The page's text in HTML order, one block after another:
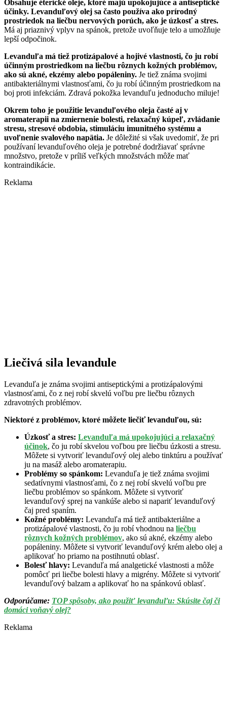
Obsahuje éterické oleje, ktoré majú upokojujúce a antiseptické
účinky. Levanduľový olej sa často používa ako prírodný
prostriedok na liečbu nervových porúch, ako je úzkosť a stres.
Má aj priaznivý vplyv na spánok, pretože uvoľňuje telo a umožňuje
lepší odpočinok.
Levanduľa má tiež protizápalové a hojivé vlastnosti, čo ju robí
účinným prostriedkom na liečbu rôznych kožných problémov,
ako sú akné, ekzémy alebo popáleniny. Je tiež známa svojimi
antibakteriálnymi vlastnosťami, čo ju robí účinným prostriedkom na
boj proti infekciám. Zdravá pokožka levanduľu jednoducho miluje!
Okrem toho je použitie levanduľového oleja časté aj v
aromaterapii na zmiernenie bolesti, relaxačný kúpeľ, zvládanie
stresu, stresové obdobia, stimuláciu imunitného systému a
uvoľnenie svalového napätia. Je dôležité si však uvedomiť, že pri
používaní levanduľového oleja je potrebné dodržiavať správne
množstvo, pretože v príliš veľkých množstvách môže mať
kontraindikácie.
Reklama
Liečivá sila levandule
Levanduľa je známa svojimi antiseptickými a protizápalovými
vlastnosťami, čo z nej robí skvelú voľbu pre liečbu rôznych
zdravotných problémov.
Niektoré z problémov, ktoré môžete liečiť levanduľou, sú:
Úzkosť a stres: Levanduľa má upokojujúci a relaxačný
účinok, čo ju robí skvelou voľbou pre liečbu úzkosti a stresu.
Môžete si vytvoriť levanduľový olej alebo tinktúru a používať
ju na masáž alebo aromaterapiu.
Problémy so spánkom: Levanduľa je tiež známa svojimi
sedatívnymi vlastnosťami, čo z nej robí skvelú voľbu pre
liečbu problémov so spánkom. Môžete si vytvoriť
levanduľový sprej na vankúše alebo si napariť levanduľový
čaj pred spaním.
Kožné problémy: Levanduľa má tiež antibakteriálne a
protizápalové vlastnosti, čo ju robí vhodnou na liečbu
rôznych kožných problémov, ako sú akné, ekzémy alebo
popáleniny. Môžete si vytvoriť levanduľový krém alebo olej a
aplikovať ho priamo na postihnutú oblasť.
Bolesť hlavy: Levanduľa má analgetické vlastnosti a môže
pomôcť pri liečbe bolesti hlavy a migrény. Môžete si vytvoriť
levanduľový balzam a aplikovať ho na spánkovú oblasť.
Odporúčame: TOP spôsoby, ako použiť levanduľu: Skúsite čaj či
domáci voňavý olej?
Reklama